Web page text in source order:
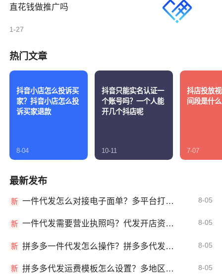
直花钱做推广吗
1-27
热门文章
抖音小店怎么投诉买
家？抖音小店怎么投
诉买家退款
8-04
抖音只能实名认证一
个账号吗？一个人能
开几个抖店呢
10-11
抖店投放
间段是什
7-07
最新发布
新 一件代发怎么对接电子面单？多平台打单发货教程 8-05
新 一件代发需要营业执照吗？代发开店资质详解 8-05
新 拼多多一件代发怎么操作？拼多多代发全流程 8-05
新 拼多多代发运费模板怎么设置？多地区运费 8-05